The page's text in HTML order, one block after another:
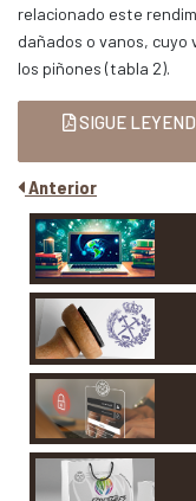
relacionado este
dañados o vanos, cuyo
los piñones (tabla 2).
SIGUE
Anterior